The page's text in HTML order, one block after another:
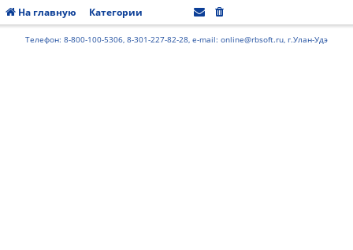
На главную Категории
Телефон: 8-800-100-5306, 8-301-227-82-28, e-mail: online@rbsoft.ru, г.Улан-Удэ